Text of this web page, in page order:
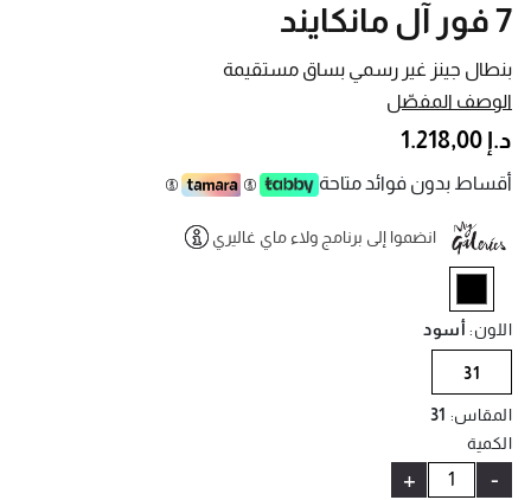
بنطال جينز غير رسمي بساق مستقيمة
7 فور آل مانكايند
الوصف المفصّل
د.إ 1.218,00
أقساط بدون فوائد متاحة
انضموا إلى برنامج ولاء ماي غاليري
selectedاللون: أسود
31
المقاس:
31
الكمية
-
+